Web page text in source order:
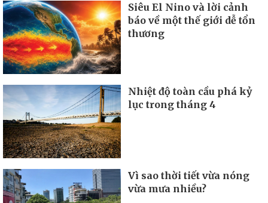
Siêu El Nino và lời cảnh
báo về một thế giới dễ tổn
thương
Nhiệt độ toàn cầu phá kỷ
lục trong tháng 4
Vì sao thời tiết vừa nóng
vừa mưa nhiều?